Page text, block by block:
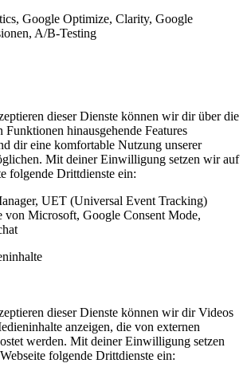
Google Optimize, Clarity, Google
A/B-Testing
dieser Dienste können wir dir über die
Funktionen hinausgehende Features
dir eine komfortable Nutzung unserer
Mit deiner Einwilligung setzen wir auf
folgende Drittdienste ein:
UET (Universal Event Tracking)
von Microsoft, Google Consent Mode,
dieser Dienste können wir dir Videos
anzeigen, die von externen
werden. Mit deiner Einwilligung setzen
folgende Drittdienste ein: